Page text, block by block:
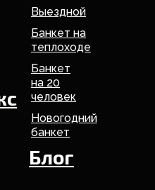
Выездной
Банкет на
теплоходе
Банкет
на 20
человек
Новогодний
банкет
Блог